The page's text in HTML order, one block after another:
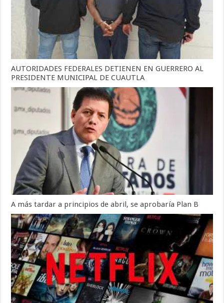
AUTORIDADES FEDERALES DETIENEN EN GUERRERO AL
PRESIDENTE MUNICIPAL DE CUAUTLA
A más tardar a principios de abril, se aprobaría Plan B